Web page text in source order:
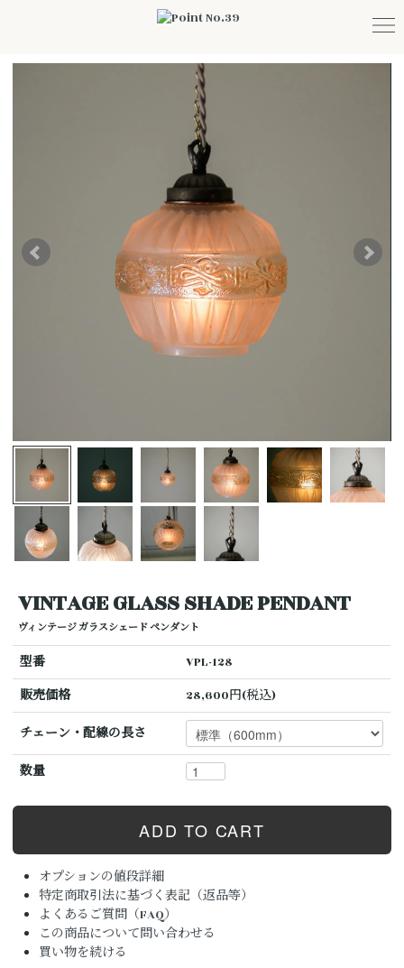
VINTAGE GLASS SHADE PENDANT
ヴィンテージ ガラスシェード ペンダント
型番
VPL-128
販売価格
28,600円(税込)
チェーン・配線の長さ
数量
オプションの値段詳細
特定商取引法に基づく表記（返品等）
よくあるご質問（FAQ）
この商品について問い合わせる
買い物を続ける